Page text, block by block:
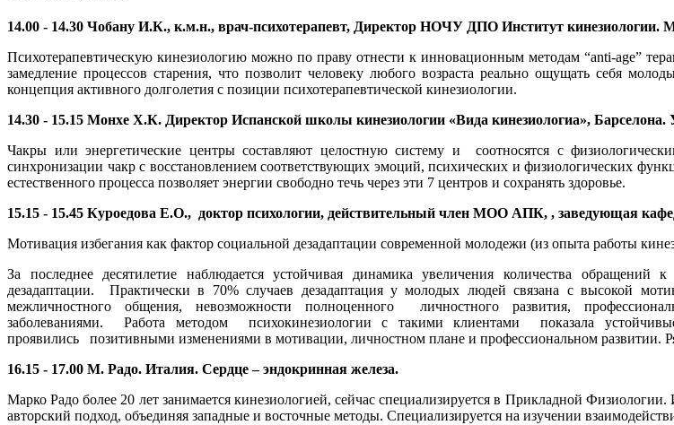
14.00 - 14.30 Чобану И.К., к.м.н., врач-психотерапевт, Директор НОЧУ ДПО Институт кинезиологии.
Психотерапевтическую кинезиологию можно по праву отнести к инновационным методам “anti-age”
замедление процессов старения, что позволит человеку любого возраста реально ощущать себя
концепция активного долголетия с позиции психотерапевтической кинезиологии.
14.30 - 15.15 Монхе Х.К. Директор Испанской школы кинезиологии «Вида кинезиологиа», Барселона.
Чакры или энергетические центры составляют целостную систему и соотносятся с
синхронизации чакр с восстановлением соответствующих эмоций, психических и физиологических
естественного процесса позволяет энергии свободно течь через эти 7 центров и сохранять здоровье.
15.15 - 15.45 Куроедова Е.О., доктор психологии, действительный член МОО АПК, , заведующая
Мотивация избегания как фактор социальной дезадаптации современной молодежи (из опыта работы
За последнее десятилетие наблюдается устойчивая динамика увеличения количества
дезадаптации. Практически в 70% случаев дезадаптация у молодых людей связана с высокой
межличностного общения, невозможности полноценного личностного развития,
заболеваниями. Работа методом психокинезиологии с такими клиентами показала
проявились позитивными изменениями в мотивации, личностном плане и профессиональном развитии.
16.15 - 17.00 М. Радо. Италия. Сердце – эндокринная железа.
Марко Радо более 20 лет занимается кинезиологией, сейчас специализируется в Прикладной
авторский подход, объединяя западные и восточные методы. Специализируется на изучении